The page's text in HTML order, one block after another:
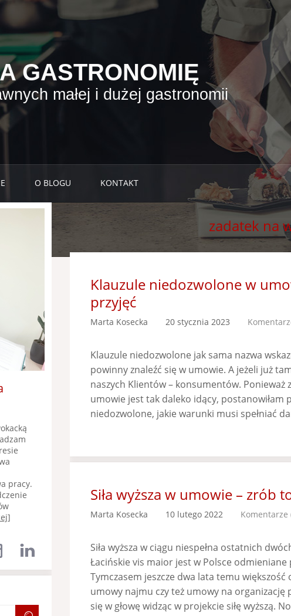
GASTRONOMIĘ
małej i dużej gastronomii
O BLOGU KONTAKT
zadatek na
Klauzule niedozwolone w
przyjęć
Marta Kosecka 20 stycznia 2023
Klauzule niedozwolone jak sama nazwa
powinny znaleźć się w umowie. A jeżeli już
naszych Klientów – konsumentów. Ponieważ
umowie jest tak daleko idący, postanowiłam
niedozwolone, jakie warunki musi spełniać
Siła wyższa w umowie – zrób
Marta Kosecka 10 lutego 2022 Komentarze
Siła wyższa w ciągu niespełna ostatnich
Łacińskie vis maior jest w Polsce odmieniane
Tymczasem jeszcze dwa lata temu
umowy najmu czy też umowy na organizację
się w głowę widząc w projekcie siłę wyższą.
pracy.
]